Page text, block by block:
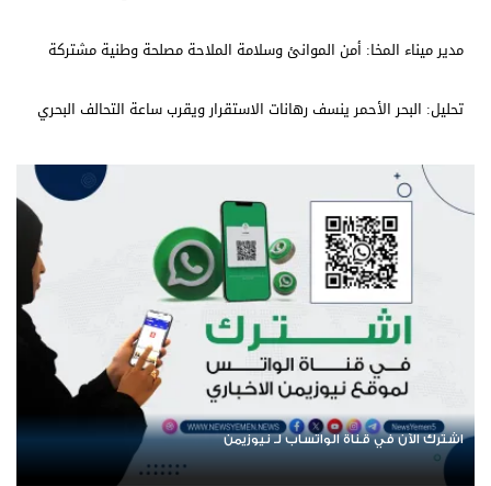
مدير ميناء المخا: أمن الموانئ وسلامة الملاحة مصلحة وطنية مشتركة
تحليل: البحر الأحمر ينسف رهانات الاستقرار ويقرب ساعة التحالف البحري
عودة الرحلات الدولية إلى اليمن.. ادعاء حكومي بلا معطيات